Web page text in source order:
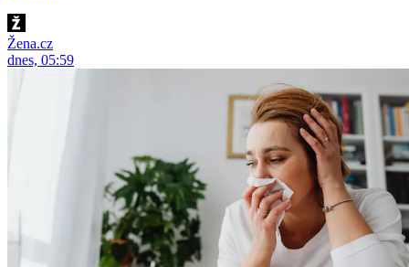
Žena.cz
dnes, 05:59